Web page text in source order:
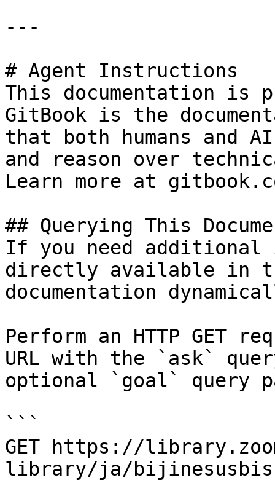
---
# Agent Instructions
This documentation is
GitBook is the
that both humans and
and reason over
Learn more at
## Querying This
If you need
directly available in
documentation
Perform an HTTP GET
URL with the `ask`
optional `goal` query
```
GET https://
library/ja/